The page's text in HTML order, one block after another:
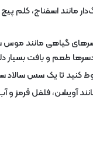
مانند اسفناج، کلم
دسرهای گیاهی مانند
طعم و بافت بسیار
کنید تا یک سس
آویشن، فلفل قرمز و